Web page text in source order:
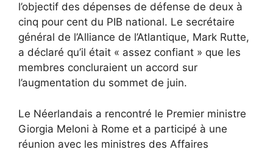
l’objectif des dépenses de défense de deux à
cinq pour cent du PIB national. Le secrétaire
général de l’Alliance de l’Atlantique, Mark Rutte,
a déclaré qu’il était « assez confiant » que les
membres concluraient un accord sur
l’augmentation du sommet de juin.
Le Néerlandais a rencontré le Premier ministre
Giorgia Meloni à Rome et a participé à une
réunion avec les ministres des Affaires